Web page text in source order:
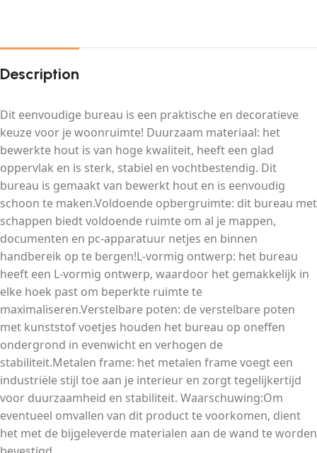
Description
Dit eenvoudige bureau is een praktische en decoratieve
keuze voor je woonruimte! Duurzaam materiaal: het
bewerkte hout is van hoge kwaliteit, heeft een glad
oppervlak en is sterk, stabiel en vochtbestendig. Dit
bureau is gemaakt van bewerkt hout en is eenvoudig
schoon te maken.Voldoende opbergruimte: dit bureau met
schappen biedt voldoende ruimte om al je mappen,
documenten en pc-apparatuur netjes en binnen
handbereik op te bergen!L-vormig ontwerp: het bureau
heeft een L-vormig ontwerp, waardoor het gemakkelijk in
elke hoek past om beperkte ruimte te
maximaliseren.Verstelbare poten: de verstelbare poten
met kunststof voetjes houden het bureau op oneffen
ondergrond in evenwicht en verhogen de
stabiliteit.Metalen frame: het metalen frame voegt een
industriële stijl toe aan je interieur en zorgt tegelijkertijd
voor duurzaamheid en stabiliteit. Waarschuwing:Om
eventueel omvallen van dit product te voorkomen, dient
het met de bijgeleverde materialen aan de wand te worden